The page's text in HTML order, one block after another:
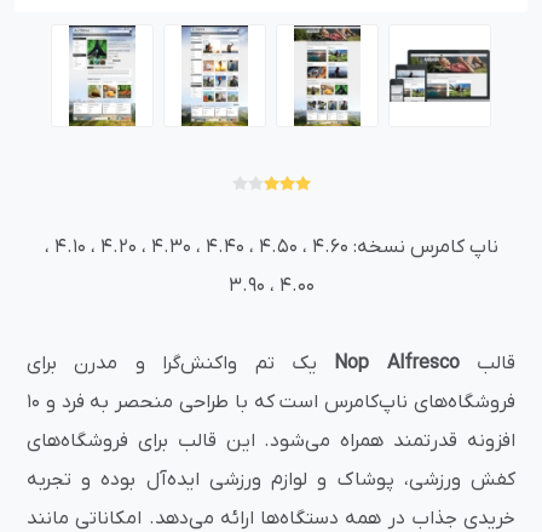
ناپ کامرس نسخه: 4.60 ، 4.50 ، 4.40 ، 4.30 ، 4.20 ، 4.10 ،
4.00 ، 3.90
قالبNop Alfresco یک تم واکنش‌گرا و مدرن برای
فروشگاه‌های ناپ‌کامرس است که با طراحی منحصر به فرد و 10
افزونه قدرتمند همراه می‌شود. این قالب برای فروشگاه‌های
کفش ورزشی، پوشاک و لوازم ورزشی ایده‌آل بوده و تجربه
خریدی جذاب در همه دستگاه‌ها ارائه می‌دهد. امکاناتی مانند